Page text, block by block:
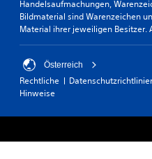
Handelsaufmachungen,
Bildmaterial sind Warenzeichen
Material ihrer jeweiligen Besitzer.
Österreich
Rechtliche
Hinweise